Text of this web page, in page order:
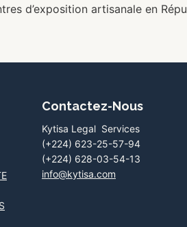
d’exposition artisanale en
Contactez-Nous
Kytisa Legal Services
(+224) 623-25-57-94
(+224) 628-03-54-13
info@kytisa.com